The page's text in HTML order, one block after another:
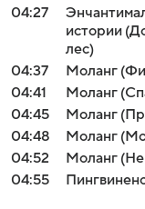
04:27
истории
лес)
04:37
Моланг
04:41
Моланг
04:45
Моланг
04:48
Моланг
04:52
Моланг
04:55